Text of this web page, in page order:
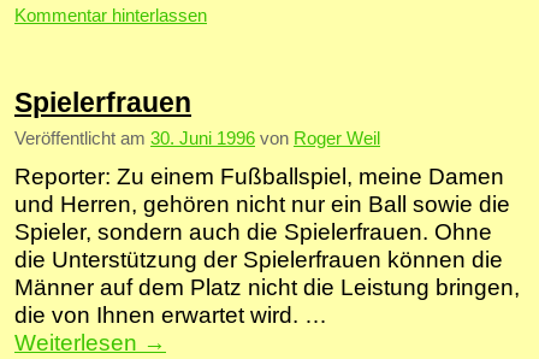
Kommentar hinterlassen
Spielerfrauen
Veröffentlicht am 30. Juni 1996 von Roger Weil
Reporter: Zu einem Fußballspiel, meine Damen
und Herren, gehören nicht nur ein Ball sowie die
Spieler, sondern auch die Spielerfrauen. Ohne
die Unterstützung der Spielerfrauen können die
Männer auf dem Platz nicht die Leistung bringen,
die von Ihnen erwartet wird. …
Weiterlesen →